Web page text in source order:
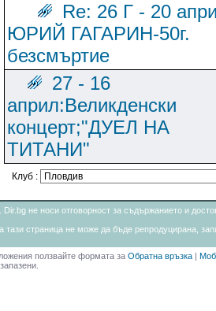
Re: 26 Г - 20
ЮРИЙ ГАГАРИН-50г.
безсмъртие
27 - 16
април:Великденски
концерт;"ДУЕЛ НА
ТИТАНИ"
Клуб :
не носи отговорност за съдържанието и
тази страница не може да бъде репродуцирана,
ползвайте формата за Обратна връзка |